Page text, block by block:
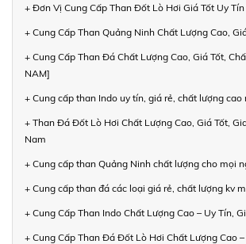
+ Đơn Vị Cung Cấp Than Đốt Lò Hơi Giá Tốt Uy
+ Cung Cấp Than Quảng Ninh Chất Lượng Cao,
+ Cung Cấp Than Đá Chất Lượng Cao, Giá Tốt,
NAM]
+ Cung cấp than Indo uy tín, giá rẻ, chất lượng cao
+ Than Đá Đốt Lò Hơi Chất Lượng Cao, Giá Tốt,
Nam
+ Cung cấp than Quảng Ninh chất lượng cho mọi
+ Cung cấp than đá các loại giá rẻ, chất lượng kv
+ Cung Cấp Than Indo Chất Lượng Cao – Uy Tín,
+ Cung Cấp Than Đá Đốt Lò Hơi Chất Lượng Cao